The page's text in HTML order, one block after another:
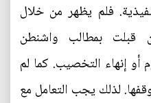
فلم يظهر من خلال
قبلت بمطالب واشنطن
أو إنهاء التخصيب. كما لم
لذلك يجب التعامل مع